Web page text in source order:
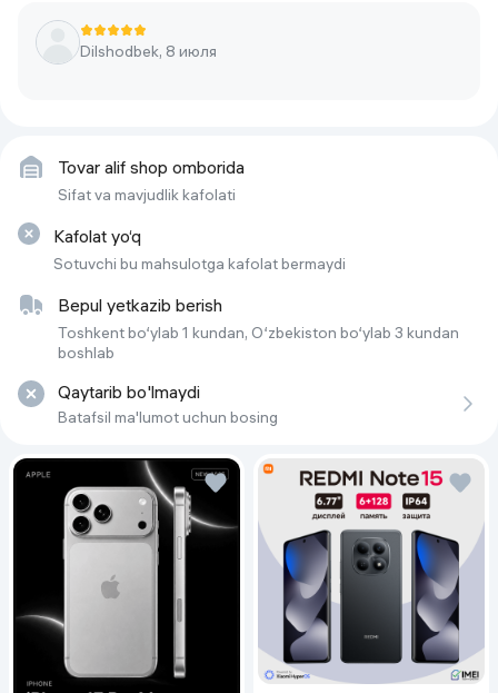
Тип экрана
Объем встроенной памяти
Количество основных
(тыловых) камер
Количество SIM-карт
Беспроводные интерфейсы
NFC, Bluetooth, Wi-Fi
Тип SIM-карты
Фронтальная камера
Объем оперативной памяти
4G LTE
Himoya darajasi
IP64
Основная камера
Процессор
MediaTek Helio G200
Тип разъема для зарядки
USB Type-C
Тип аккумулятора
Barmoq izi skaneri
Оптический, под экраном
Dilshodbek, 8 июля
Tovar alif shop omborida
Sifat va mavjudlik kafolati
Kafolat yo‘q
Sotuvchi bu mahsulotga kafolat bermaydi
Bepul yetkazib berish
Toshkent bo‘ylab 1 kundan, O‘zbekiston bo‘ylab 3 kundan
boshlab
Qaytarib bo'lmaydi
Batafsil ma'lumot uchun bosing